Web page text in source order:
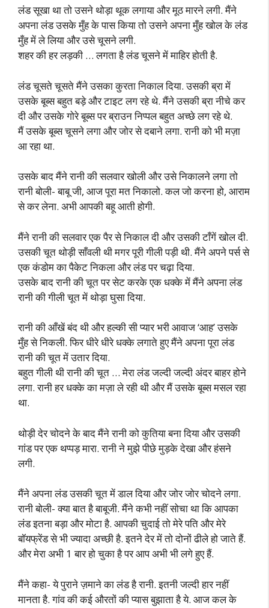
लंड सूखा था तो उसने थोड़ा थूक लगाया और मूठ मारने लगी. मैंने
अपना लंड उसके मुँह के पास किया तो उसने अपना मुँह खोल के लंड
मुँह में ले लिया और उसे चूसने लगी.
शहर की हर लड़की … लगता है लंड चूसने में माहिर होती है.
लंड चूसते चूसते मैंने उसका कुरता निकाल दिया. उसकी ब्रा में
उसके बूब्स बहुत बड़े और टाइट लग रहे थे. मैंने उसकी ब्रा नीचे कर
दी और उसके गोरे बूब्स पर ब्राउन निप्पल बहुत अच्छे लग रहे थे.
मैं उसके बूब्स चूसने लगा और जोर से दबाने लगा. रानी को भी मज़ा
आ रहा था.
उसके बाद मैंने रानी की सलवार खोली और उसे निकालने लगा तो
रानी बोली- बाबू जी, आज पूरा मत निकालो. कल जो करना हो, आराम
से कर लेना. अभी आपकी बहू आती होगी.
मैंने रानी की सलवार एक पैर से निकाल दी और उसकी टाँगें खोल दी.
उसकी चूत थोड़ी साँवली थी मगर पूरी गीली पड़ी थी. मैंने अपने पर्स से
एक कंडोम का पैकेट निकला और लंड पर चढ़ा दिया.
उसके बाद रानी की चूत पर सेट करके एक धक्के में मैंने अपना लंड
रानी की गीली चूत में थोड़ा घुसा दिया.
रानी की आँखें बंद थी और हल्की सी प्यार भरी आवाज ‘आह’ उसके
मुँह से निकली. फिर धीरे धीरे धक्के लगाते हुए मैंने अपना पूरा लंड
रानी की चूत में उतार दिया.
बहुत गीली थी रानी की चूत … मेरा लंड जल्दी जल्दी अंदर बाहर होने
लगा. रानी हर धक्के का मज़ा ले रही थी और मैं उसके बूब्स मसल रहा
था.
थोड़ी देर चोदने के बाद मैंने रानी को कुतिया बना दिया और उसकी
गांड पर एक थप्पड़ मारा. रानी ने मुझे पीछे मुड़के देखा और हंसने
लगी.
मैंने अपना लंड उसकी चूत में डाल दिया और जोर जोर चोदने लगा.
रानी बोली- क्या बात है बाबूजी. मैंने कभी नहीं सोचा था कि आपका
लंड इतना बड़ा और मोटा है. आपकी चुदाई तो मेरे पति और मेरे
बॉयफ्रेंड से भी ज्यादा अच्छी है. इतने देर में तो दोनों ढीले हो जाते हैं.
और मेरा अभी 1 बार हो चुका है पर आप अभी भी लगे हुए हैं.
मैंने कहा- ये पुराने ज़माने का लंड है रानी. इतनी जल्दी हार नहीं
मानता है. गांव की कई औरतों की प्यास बुझाता है ये. आज कल के